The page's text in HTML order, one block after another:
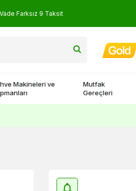
Farksız 9 Taksit
Makineleri ve
Mutfak
Gereçleri